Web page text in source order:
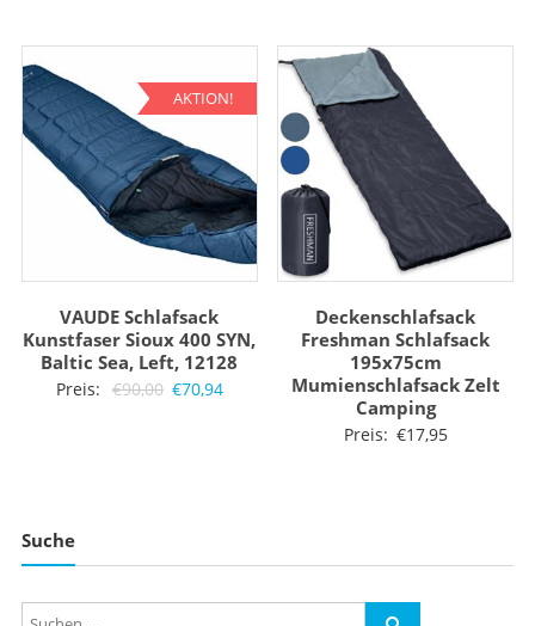
AKTION!
VAUDE Schlafsack
Kunstfaser Sioux 400 SYN,
Baltic Sea, Left, 12128
Preis: €90,00 Ursprünglicher
€70,94Aktueller
Deckenschlafsack
Freshman Schlafsack
195x75cm
Mumienschlafsack Zelt
Camping
Preis: €17,95
Suche